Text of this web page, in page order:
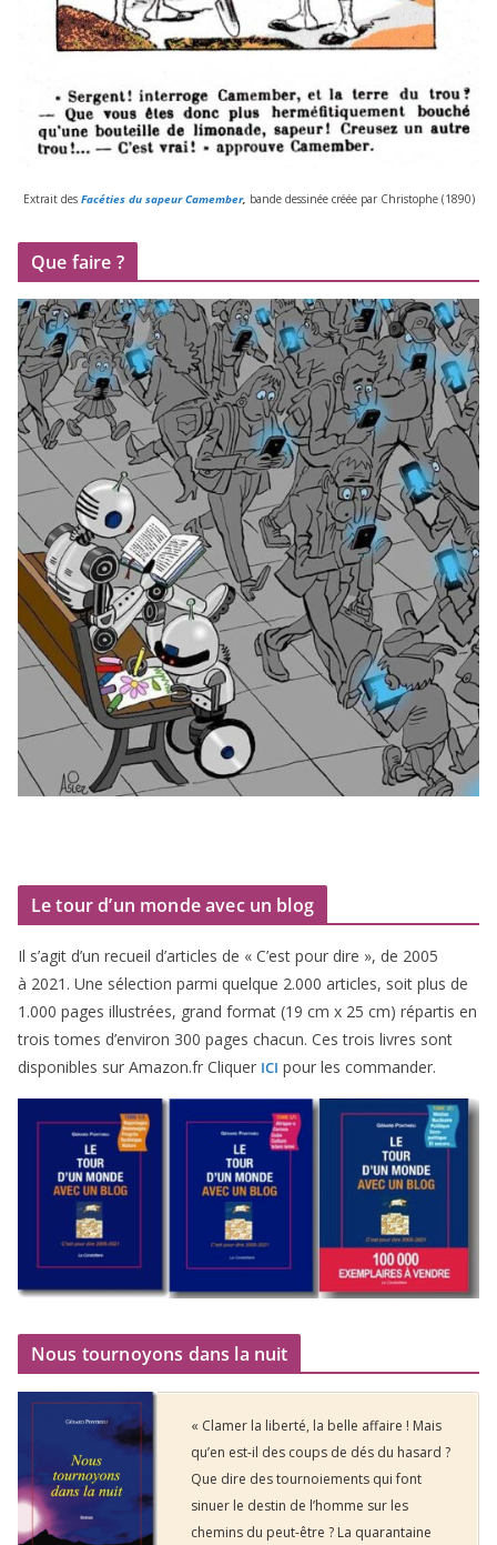
Extrait desFacéties du sapeur Camember, bande des­si­née créée par Christophe (1890)
Que faire ?
Le tour d’un monde avec un blog
Il s’agit d’un recueil d’ar­ticles de « C’est pour dire », de 2005
à 2021 . Une sélec­tion par­mi quelque 2.000 articles, soit plus de
1 .000 pages illus­trées, grand for­mat (19 cm x 25 cm) répar­tis en
trois tomes d’environ 300 pages cha­cun. Ces trois livres sont
dis­po­nibles sur Amazon​.fr Cliquer ICI pour les commander.
Nous tournoyons dans la nuit
« Clamer la liberté, la belle affaire ! Mais
qu’en est-il des coups de dés du hasard ?
Que dire des tournoiements qui font
sinuer le destin de l’homme sur les
chemins du peut-être ? La quarantaine